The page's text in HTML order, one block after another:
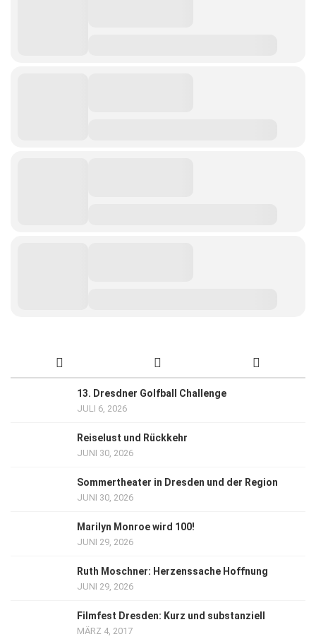
13. Dresdner Golfball Challenge
JULI 6, 2026
Reiselust und Rückkehr
JUNI 30, 2026
Sommertheater in Dresden und der Region
JUNI 30, 2026
Marilyn Monroe wird 100!
JUNI 29, 2026
Ruth Moschner: Herzenssache Hoffnung
JUNI 29, 2026
Filmfest Dresden: Kurz und substanziell
MÄRZ 4, 2017